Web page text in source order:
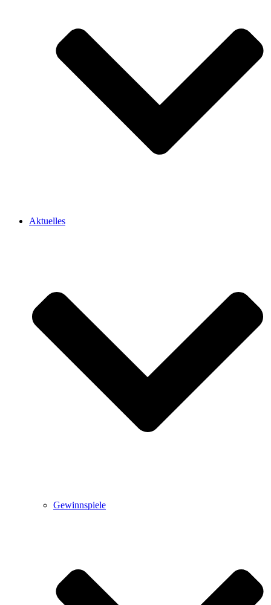
Aktuelles
Gewinnspiele